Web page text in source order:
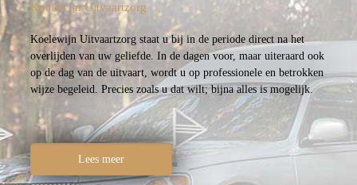
Koelewijn Uitvaartzorg
Koelewijn Uitvaartzorg staat u bij in de periode direct na het
overlijden van uw geliefde. In de dagen voor, maar uiteraard ook
op de dag van de uitvaart, wordt u op professionele en betrokken
wijze begeleid. Precies zoals u dat wilt; bijna alles is mogelijk.
Lees meer